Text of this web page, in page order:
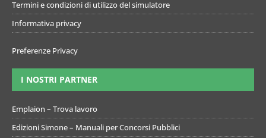
Termini e condizioni di utilizzo del simulatore
Informativa privacy
Preferenze Privacy
I NOSTRI PARTNER
Emplaion – Trova lavoro
Edizioni Simone – Manuali per Concorsi Pubblici